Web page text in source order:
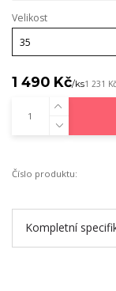
Velikost
1 490 Kč/ks1 231 Kč
Číslo produktu:
Kompletní